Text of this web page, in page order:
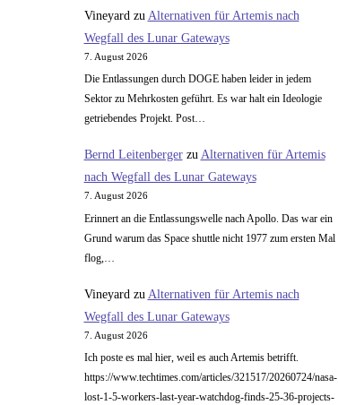
Vineyard zu Alternativen für Artemis nach
Wegfall des Lunar Gateways
7. August 2026
Die Entlassungen durch DOGE haben leider in jedem
Sektor zu Mehrkosten geführt. Es war halt ein Ideologie
getriebendes Projekt. Post…
Bernd Leitenbergerzu Alternativen für Artemis
nach Wegfall des Lunar Gateways
7. August 2026
Erinnert an die Entlassungswelle nach Apollo. Das war ein
Grund warum das Space shuttle nicht 1977 zum ersten Mal
flog,…
Vineyard zu Alternativen für Artemis nach
Wegfall des Lunar Gateways
7. August 2026
Ich poste es mal hier, weil es auch Artemis betrifft.
https://www.techtimes.com/articles/321517/20260724/nasa-
lost-1-5-workers-last-year-watchdog-finds-25-36-projects-